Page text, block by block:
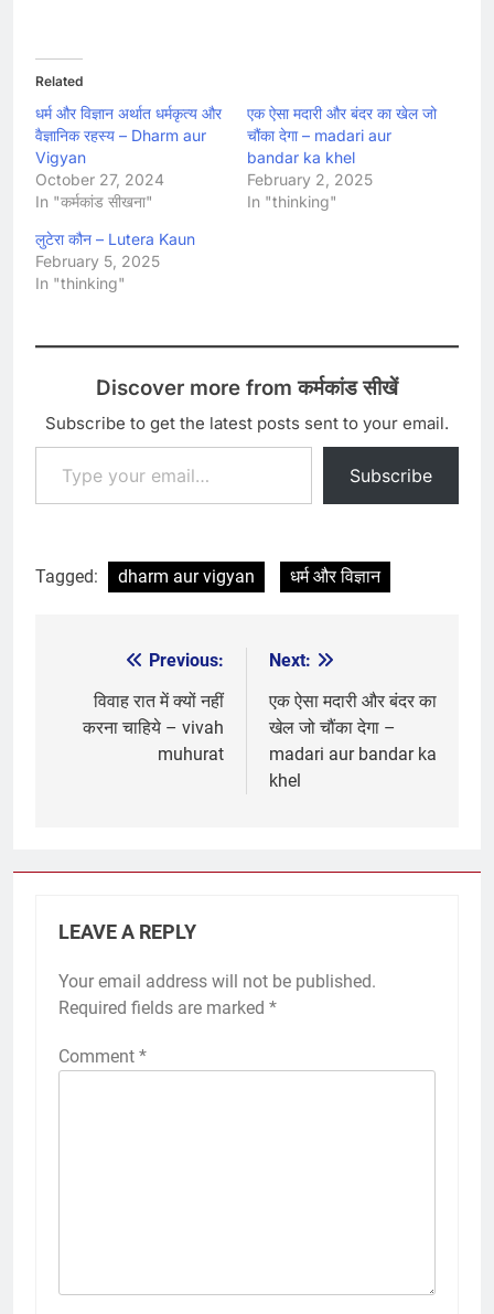
Related
धर्म और विज्ञान अर्थात धर्मकृत्य और
वैज्ञानिक रहस्य – Dharm aur
Vigyan
October 27, 2024
In "कर्मकांड सीखना"
एक ऐसा मदारी और बंदर का खेल जो
चौंका देगा – madari aur
bandar ka khel
February 2, 2025
In "thinking"
लुटेरा कौन – Lutera Kaun
February 5, 2025
In "thinking"
Discover more from कर्मकांड सीखें
Subscribe to get the latest posts sent to your email.
Type your email…
Subscribe
Tagged: dharm aur vigyan धर्म और विज्ञान
navigation
Previous:
विवाह रात में क्यों नहीं
करना चाहिये – vivah
muhurat
Next:
एक ऐसा मदारी और बंदर का
खेल जो चौंका देगा –
madari aur bandar ka
khel
LEAVE A REPLY
Your email address will not be published.
Required fields are marked *
Comment *